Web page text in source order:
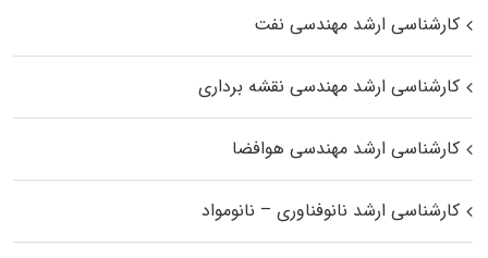
کارشناسی ارشد مهندسی نفت
کارشناسی ارشد مهندسی نقشه برداری
کارشناسی ارشد مهندسی هوافضا
کارشناسی ارشد نانوفناوری – نانومواد